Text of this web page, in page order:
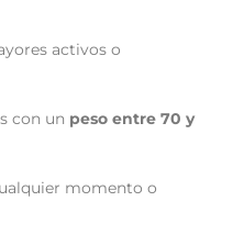
activos o
con un peso entre 70 y
momento o